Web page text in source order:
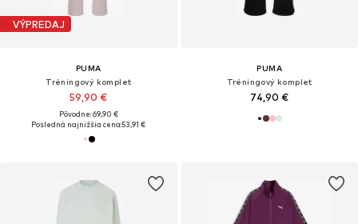
VÝPREDAJ
PUMA
Tréningový komplet
59,90 €
Pôvodne: 69,90 €
Posledná najnižšia cena:53,91 €
PUMA
Tréningový komplet
74,90 €